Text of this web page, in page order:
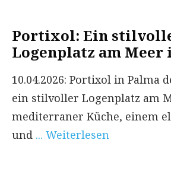
Portixol: Ein
Logenplatz am Meer
10.04.2026: Portixol in Palma
ein stilvoller Logenplatz am
mediterraner Küche, einem
und ... Weiterlesen